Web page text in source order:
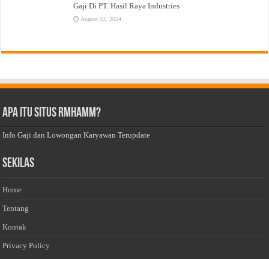
Gaji Di PT. Hasil Raya Industries
August 22, 2024
Apa Itu Situs Rmhamm?
Info Gaji dan Lowongan Karyawan Terupdate
Sekilas
Home
Tentang
Kontak
Privacy Policy